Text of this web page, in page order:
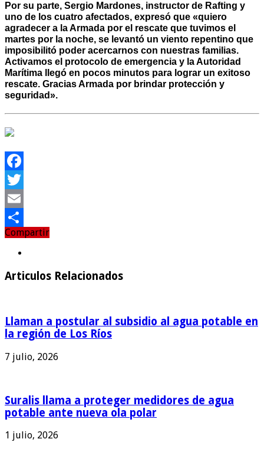
Por su parte, Sergio Mardones, instructor de Rafting y
uno de los cuatro afectados, expresó que «quiero
agradecer a la Armada por el rescate que tuvimos el
martes por la noche, se levantó un viento repentino que
imposibilitó poder acercarnos con nuestras familias.
Activamos el protocolo de emergencia y la Autoridad
Marítima llegó en pocos minutos para lograr un exitoso
rescate. Gracias Armada por brindar protección y
seguridad».
Facebook
Twitter
Email
Compartir
Compartir
Articulos Relacionados
Llaman a postular al subsidio al agua potable en
la región de Los Ríos
7 julio, 2026
Suralis llama a proteger medidores de agua
potable ante nueva ola polar
1 julio, 2026